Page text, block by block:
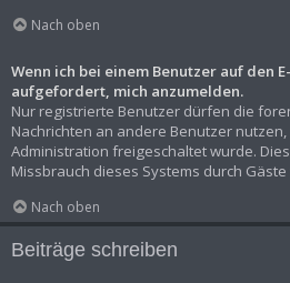
Nach oben
Wenn ich bei einem Benutzer auf den
aufgefordert, mich anzumelden.
Nur registrierte Benutzer dürfen die
Nachrichten an andere Benutzer
Administration freigeschaltet wurde.
Missbrauch dieses Systems durch
Nach oben
Beiträge schreiben